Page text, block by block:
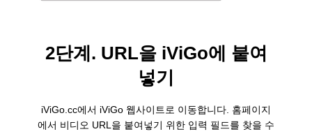
2단계. URL을 iViGo에 붙여
넣기
iViGo.cc에서 iViGo 웹사이트로 이동합니다. 홈페이지
에서 비디오 URL을 붙여넣기 위한 입력 필드를 찾을 수